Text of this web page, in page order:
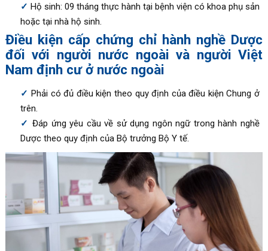
Hộ sinh: 09 tháng thực hành tại bệnh viện có khoa phụ sản
hoặc tại nhà hộ sinh.
Điều kiện cấp chứng chỉ hành nghề Dược
đối với người nước ngoài và người Việt
Nam định cư ở nước ngoài
Phải có đủ điều kiện theo quy định của điều kiện Chung ở
trên.
Đáp ứng yêu cầu về sử dụng ngôn ngữ trong hành nghề
Dược theo quy định của Bộ trưởng Bộ Y tế.